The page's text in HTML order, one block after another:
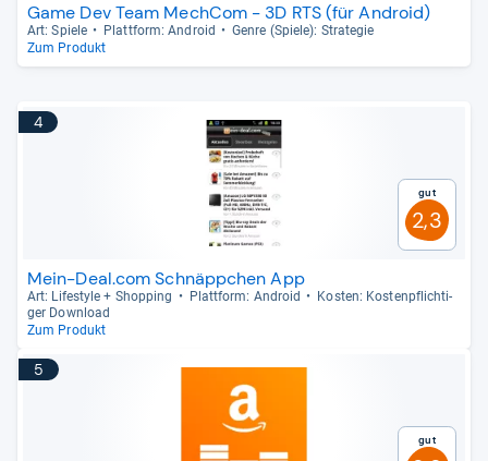
Game Dev Team MechCom - 3D RTS (für Android)
Art: Spiele Platt­form: Android
Genre (Spiele): Stra­te­gie
Zum Produkt
4
Gut
2,3
Mein-Deal.com Schnäppchen App
Art: Lifestyle + Shop­ping Platt­form: Android
Kos­ten: Kos­ten­pflich­ti­
ger Dow­n­load
Zum Produkt
5
Gut